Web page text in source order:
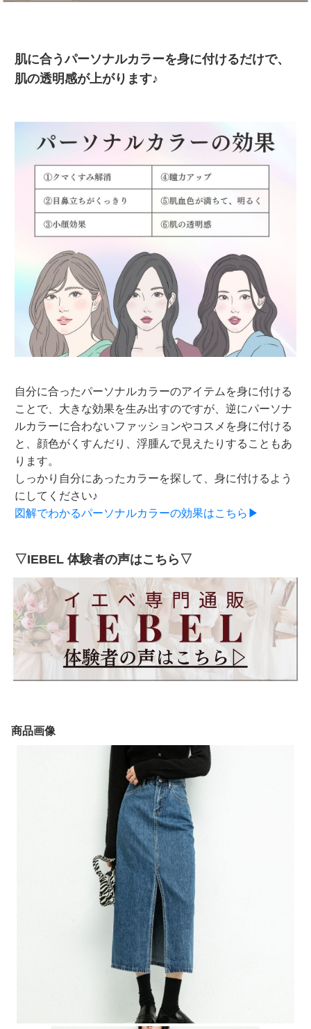
肌に合うパーソナルカラーを身に付けるだけで、
肌の透明感が上がります♪
自分に合ったパーソナルカラーのアイテムを身に付ける
ことで、大きな効果を生み出すのですが、逆にパーソナ
ルカラーに合わないファッションやコスメを身に付ける
と、顔色がくすんだり、浮腫んで見えたりすることもあ
ります。
しっかり自分にあったカラーを探して、身に付けるよう
にしてください♪
図解でわかるパーソナルカラーの効果はこちら▶
▽IEBEL 体験者の声はこちら▽
商品画像